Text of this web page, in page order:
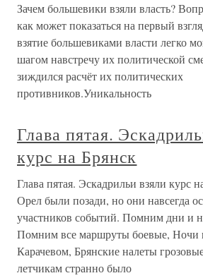
Зачем большевики взяли власть?
как может показаться на первый
взятие большевиками власти легко
шагом навстречу их политической
зиждился расчёт их политических
противников.Уникальность
Глава пятая.
курс на Брянск
Глава пятая. Эскадрильи взяли курс
Орел были позади, но они навсегда
участников событий. Помним дни и
Помним все маршруты боевые, Ночи
Карачевом, Брянские налеты
летчикам странно было